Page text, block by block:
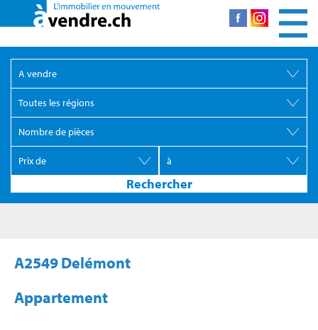
A2549 Delémont
Appartement